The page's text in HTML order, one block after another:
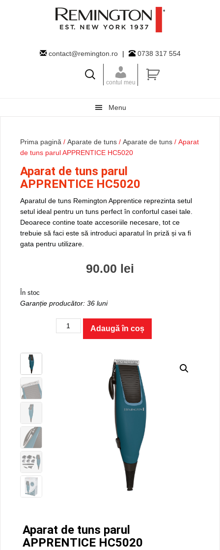
contact@remington.ro
| 0738 317 554
contul meu
Menu
Prima pagină / Aparate de tuns / Aparate de tuns / Aparat
de tuns parul APPRENTICE HC5020
Aparat de tuns parul
APPRENTICE HC5020
Aparatul de tuns Remington Apprentice reprezinta setul
setul ideal pentru un tuns perfect în confortul casei tale.
Deoarece contine toate accesoriile necesare, tot ce
trebuie să faci este să introduci aparatul în priză și va fi
gata pentru utilizare.
90.00 lei
În stoc
Garanție producător: 36 luni
Cantitate
Aparat
Adaugă în coș
Aparat de tuns parul
APPRENTICE HC5020